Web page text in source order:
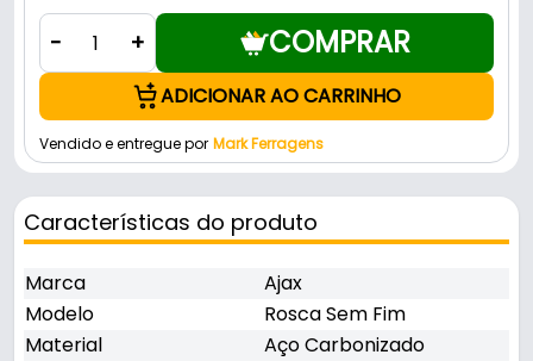
- + COMPRAR
ADICIONAR AO CARRINHO
Vendido e entregue por Mark Ferragens
Características do produto
Marca
Ajax
Modelo
Rosca Sem Fim
Material
Aço Carbonizado